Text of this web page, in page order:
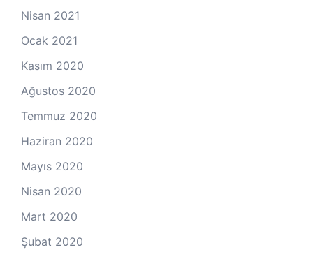
Nisan 2021
Ocak 2021
Kasım 2020
Ağustos 2020
Temmuz 2020
Haziran 2020
Mayıs 2020
Nisan 2020
Mart 2020
Şubat 2020